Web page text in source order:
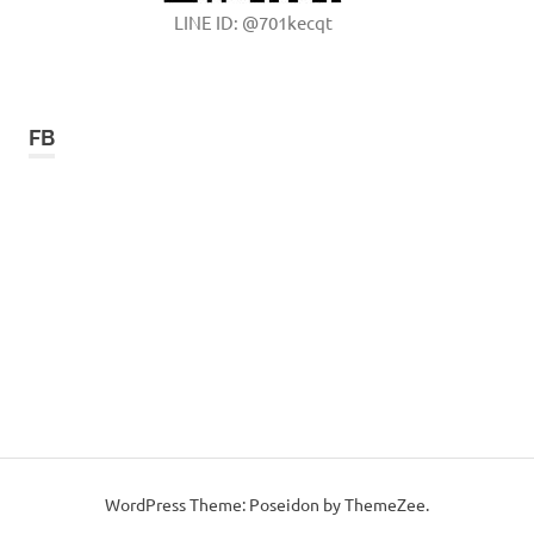
LINE ID: @701kecqt
FB
WordPress Theme: Poseidon by ThemeZee.